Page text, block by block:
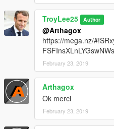
TroyLee25 Author
@Arthagox
https://mega.nz/
February 23, 2019
Arthagox
Ok merci
February 23, 2019